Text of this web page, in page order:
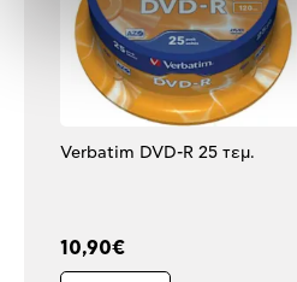
Verbatim DVD-R 25 τεμ.
10,90€